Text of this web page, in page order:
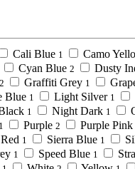
Cali Blue 1 Camo
Cyan Blue 2 Dusty
2 Graffiti Grey 1
Blue 1 Light Silver 1
1 Night Dark 1
1 Purple 2 Purple Pink
1 Sierra Blue 1
1 Speed Blue 1